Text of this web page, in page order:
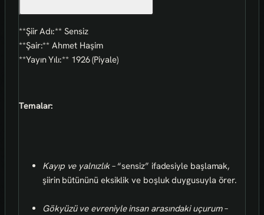
**Şiir Adı:** Sensiz
**Şair:** Ahmet Haşim
**Yayın Yılı:** 1926 (Piyale)
Temalar:
Kayıp ve yalnızlık– “sensiz” ifadesiyle başlamak,
şiirin bütününü eksiklik ve boşluk duygusuyla örer.
Gökyüzü ve evreniyle insan arasındaki uçurum–